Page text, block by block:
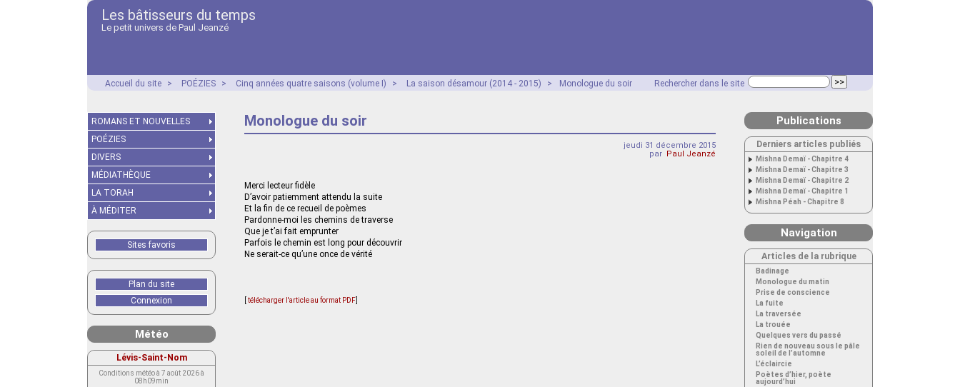
Les bâtisseurs du temps
Le petit univers de Paul Jeanzé
Rechercher dans le site
Accueil du site > POÉZIES > Cinq années quatre saisons (volume I) > La saison désamour (2014 - 2015) > Monologue du soir
Monologue du soir
jeudi 31 décembre 2015
par Paul Jeanzé
Merci lecteur fidèle
D’avoir patiemment attendu la suite
Et la fin de ce recueil de poèmes
Pardonne-moi les chemins de traverse
Que je t’ai fait emprunter
Parfois le chemin est long pour découvrir
Ne serait-ce qu’une once de vérité
télécharger l'article au format PDF
ROMANS ET NOUVELLES
POÉZIES
DIVERS
MÉDIATHÈQUE
LA TORAH
À MÉDITER
Sites favoris
Plan du site
Connexion
Météo
Lévis-Saint-Nom
Conditions météo à 7 août 2026 à
08h09min
Publications
Derniers articles publiés
Mishna Demaï - Chapitre 4
Mishna Demaï - Chapitre 3
Mishna Demaï - Chapitre 2
Mishna Demaï - Chapitre 1
Mishna Péah - Chapitre 8
Navigation
Articles de la rubrique
Badinage
Monologue du matin
Prise de conscience
La fuite
La traversée
La trouée
Quelques vers du passé
Rien de nouveau sous le pâle
soleil de l’automne
L’éclaircie
Poètes d’hier, poète
aujourd’hui